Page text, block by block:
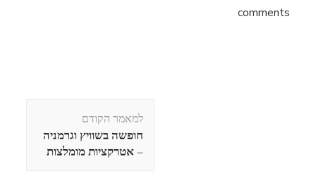
comments
למאמר הקודם
חופשה בשוויץ וגרמניה
– אטרקציות מומלצות